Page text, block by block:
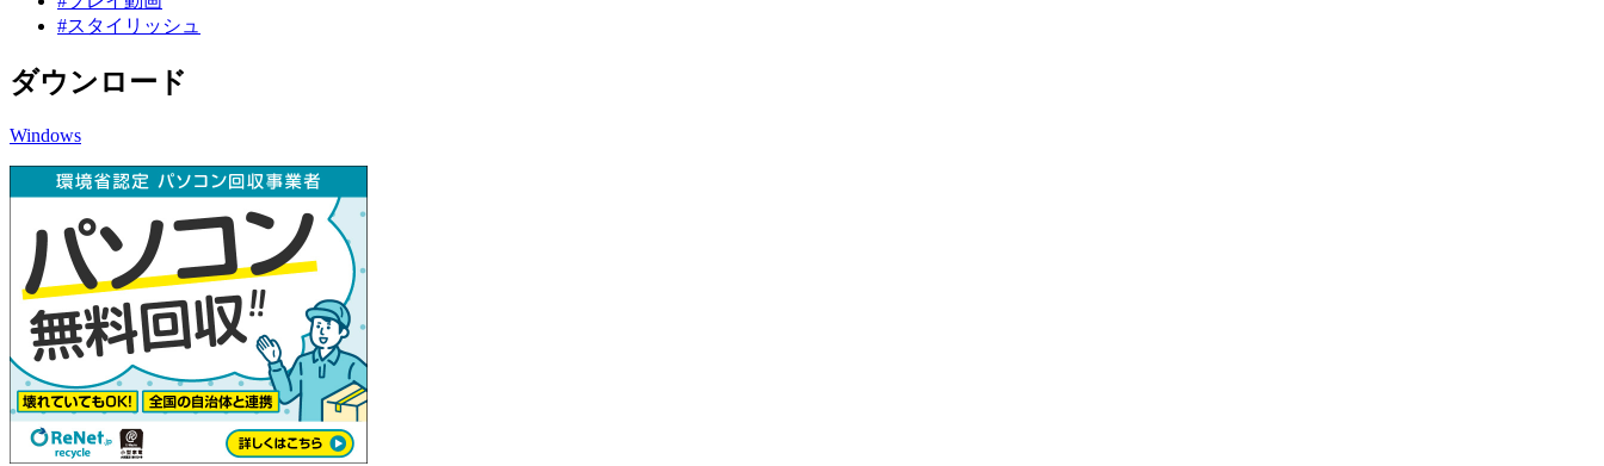
#スタイリッシュ
ダウンロード
Windows